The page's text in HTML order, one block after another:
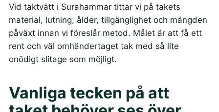
Vid taktvätt i Surahammar tittar vi på takets
material, lutning, ålder, tillgänglighet och mängden
påväxt innan vi föreslår metod. Målet är att få ett
rent och väl omhändertaget tak med så lite
onödigt slitage som möjligt.
Vanliga tecken på att